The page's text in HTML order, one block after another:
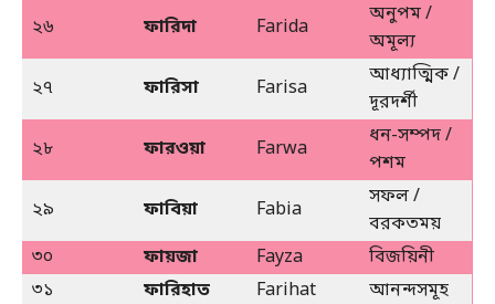
২৬
ফারিদা Farida
অনুপম /
অমূল্য
২৭
ফারিসা Farisa
আধ্যাত্মিক /
দূরদর্শী
২৮
ফারওয়া Farwa
ধন-সম্পদ /
পশম
২৯
ফাবিয়া Fabia
সফল /
বরকতময়
৩০
ফায়জা Fayza
বিজয়িনী
৩১
ফারিহাত Farihat
আনন্দসমূহ